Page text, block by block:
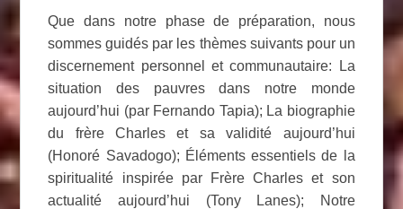
Que dans notre phase de préparation, nous
sommes guidés par les thèmes suivants pour un
discernement personnel et communautaire: La
situation des pauvres dans notre monde
aujourd’hui (par Fernando Tapia); La biographie
du frère Charles et sa validité aujourd’hui
(Honoré Savadogo); Éléments essentiels de la
spiritualité inspirée par Frère Charles et son
actualité aujourd’hui (Tony Lanes); Notre